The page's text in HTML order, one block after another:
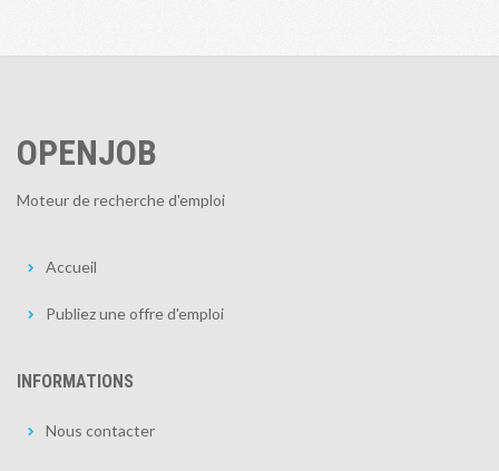
OPENJOB
Moteur de recherche d'emploi
Accueil
Publiez une offre d'emploi
INFORMATIONS
Nous contacter